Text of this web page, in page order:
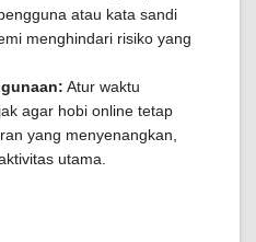
atau kata sandi
menghindari risiko yang
Atur waktu
agar hobi online tetap
yang menyenangkan,
utama.